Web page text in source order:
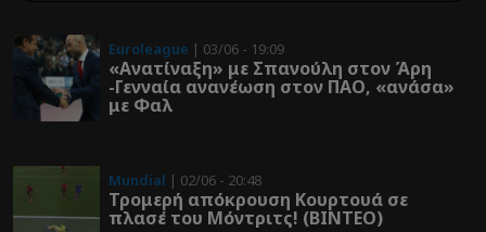
Euroleague | 03/06 - 19:09
«Ανατίναξη» με Σπανούλη στον Άρη
-Γενναία ανανέωση στον ΠΑΟ, «ανάσα»
με Φαλ
Mundial | 02/06 - 20:48
Τρομερή απόκρουση Κουρτουά σε
πλασέ του Μόντριτς! (ΒΙΝΤΕΟ)